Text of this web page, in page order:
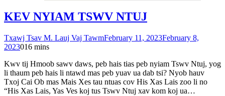
KEV NYIAM TSWV NTUJ
Txawj Tsav M. Lauj Vaj TawmFebruary 11, 2023February 8,
2023016 mins
Kwv tij Hmoob sawv daws, peb hais tias peb nyiam Tswv Ntuj, yog
li thaum peb hais li ntawd mas peb yuav ua dab tsi? Nyob hauv
Txoj Cai Ob mas Mais Xes tau ntuas cov His Xas Lais zoo li no
“His Xas Lais, Yas Ves koj tus Tswv Ntuj xav kom koj ua…